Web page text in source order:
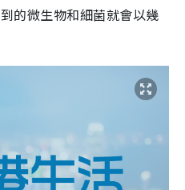
的微生物和細菌就會以幾